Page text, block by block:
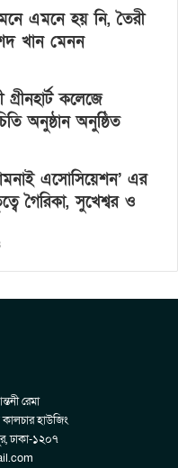
এমনে হয় নি, তৈরী
খান মেনন
কলেজে
অনুষ্ঠান অনুষ্ঠিত
এসোসিয়েশন’ এর
গৈরিকা, সুখেশ্বর ও
রেমা
হাউজিং
ঢাকা-১২০৭